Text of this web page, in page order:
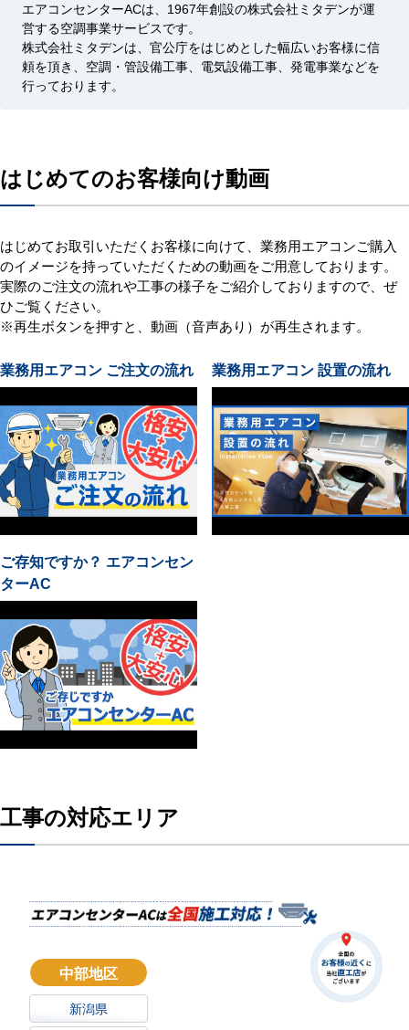
エアコンセンターACは、1967年創設の株式会社ミタデンが運
営する空調事業サービスです。
株式会社ミタデンは、官公庁をはじめとした幅広いお客様に信
頼を頂き、空調・管設備工事、電気設備工事、発電事業などを
行っております。
はじめてのお客様向け動画
はじめてお取引いただくお客様に向けて、業務用エアコンご購入
のイメージを持っていただくための動画をご用意しております。
実際のご注文の流れや工事の様子をご紹介しておりますので、ぜ
ひご覧ください。
※再生ボタンを押すと、動画（音声あり）が再生されます。
業務用エアコン ご注文の流れ 業務用エアコン 設置の流れ
ご存知ですか？ エアコンセン
ターAC
工事の対応エリア
中部地区
新潟県